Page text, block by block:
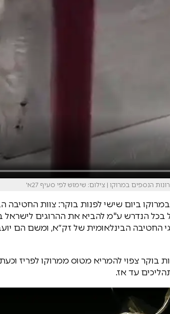
הנספים במרוקו | צילום: שימוש לפי סעיף 27א'
ביום שישי לפנות בוקר: צוות החטיבה
הנדרש ע"מ להביא את ההרוגים לישראל
החטיבה הבינלאומית של זק״א, ומשם הם
6:00 לפנות בוקר צפוי להמריא מטוס ממרוקו
עד אז.